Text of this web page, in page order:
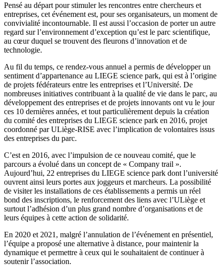
Pensé au départ pour stimuler les rencontres entre chercheurs et
entreprises, cet événement est, pour ses organisateurs, un moment de
convivialité incontournable. Il est aussi l’occasion de porter un autre
regard sur l’environnement d’exception qu’est le parc scientifique,
au cœur duquel se trouvent des fleurons d’innovation et de
technologie.
Au fil du temps, ce rendez-vous annuel a permis de développer un
sentiment d’appartenance au LIEGE science park, qui est à l’origine
de projets fédérateurs entre les entreprises et l’Université. De
nombreuses initiatives contribuant à la qualité de vie dans le parc, au
développement des entreprises et de projets innovants ont vu le jour
ces 10 dernières années, et tout particulièrement depuis la création
du comité des entreprises du LIEGE science park en 2016, projet
coordonné par ULiège-RISE avec l’implication de volontaires issus
des entreprises du parc.
C’est en 2016, avec l’impulsion de ce nouveau comité, que le
parcours a évolué dans un concept de « Company trail ».
Aujourd’hui, 22 entreprises du LIEGE science park dont l’université
ouvrent ainsi leurs portes aux joggeurs et marcheurs. La possibilité
de visiter les installations de ces établissements a permis un réel
bond des inscriptions, le renforcement des liens avec l’ULiège et
surtout l’adhésion d’un plus grand nombre d’organisations et de
leurs équipes à cette action de solidarité.
En 2020 et 2021, malgré l’annulation de l’événement en présentiel,
l’équipe a proposé une alternative à distance, pour maintenir la
dynamique et permettre à ceux qui le souhaitaient de continuer à
soutenir l’association.